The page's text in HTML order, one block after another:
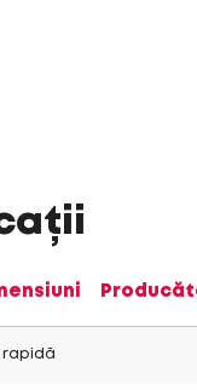
rapidă